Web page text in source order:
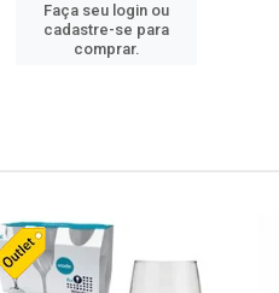
Faça seu login ou
cadastre-se para
comprar.